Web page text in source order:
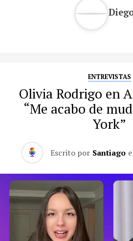
ENTREVISTAS
Olivia Rodrigo en
“Me acabo de
York”
Escrito por Santiago